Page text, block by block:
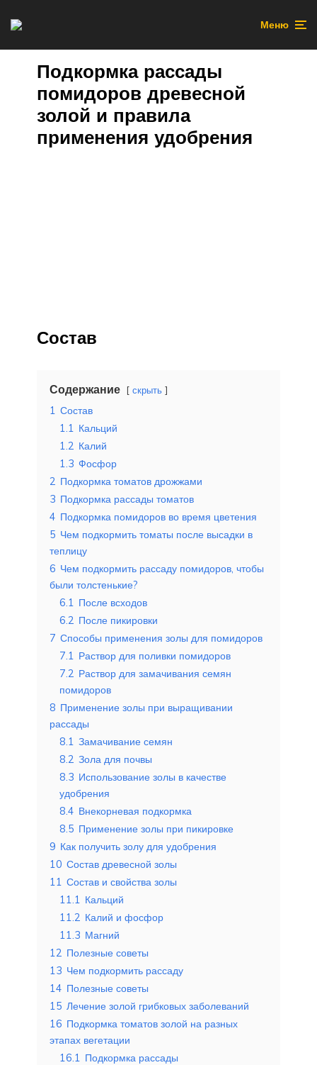
Меню
Подкормка рассады
помидоров древесной
золой и правила
применения удобрения
Состав
Содержание скрыть
1 Состав
1.1 Кальций
1.2 Калий
1.3 Фосфор
2 Подкормка томатов дрожжами
3 Подкормка рассады томатов
4 Подкормка помидоров во время цветения
5 Чем подкормить томаты после высадки в
теплицу
6 Чем подкормить рассаду помидоров, чтобы
были толстенькие?
6.1 После всходов
6.2 После пикировки
7 Способы применения золы для помидоров
7.1 Раствор для поливки помидоров
7.2 Раствор для замачивания семян
помидоров
8 Применение золы при выращивании
рассады
8.1 Замачивание семян
8.2 Зола для почвы
8.3 Использование золы в качестве
удобрения
8.4 Внекорневая подкормка
8.5 Применение золы при пикировке
9 Как получить золу для удобрения
10 Состав древесной золы
11 Состав и свойства золы
11.1 Кальций
11.2 Калий и фосфор
11.3 Магний
12 Полезные советы
13 Чем подкормить рассаду
14 Полезные советы
15 Лечение золой грибковых заболеваний
16 Подкормка томатов золой на разных
этапах вегетации
16.1 Подкормка рассады